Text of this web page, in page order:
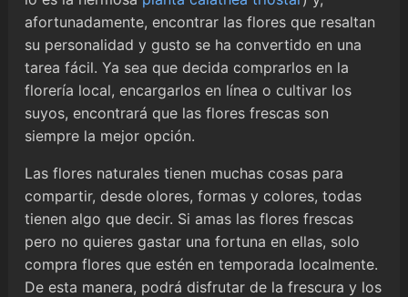
afortunadamente, encontrar las flores que resaltan
su personalidad y gusto se ha convertido en una
tarea fácil. Ya sea que decida comprarlos en la
florería local, encargarlos en línea o cultivar los
suyos, encontrará que las flores frescas son
siempre la mejor opción.
Las flores naturales tienen muchas cosas para
compartir, desde olores, formas y colores, todas
tienen algo que decir. Si amas las flores frescas
pero no quieres gastar una fortuna en ellas, solo
compra flores que estén en temporada localmente.
De esta manera, podrá disfrutar de la frescura y los